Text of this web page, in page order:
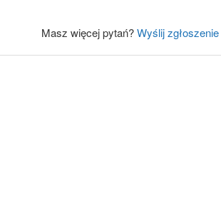
Masz więcej pytań?Wyślij zgłoszenie